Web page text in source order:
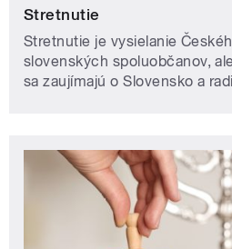
Stretnutie
Stretnutie je vysielanie
slovenských spoluobčanov,
sa zaujímajú o Slovensko a